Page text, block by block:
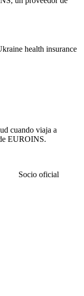
health insurance
cuando viaja a
EUROINS.
Socio oficial